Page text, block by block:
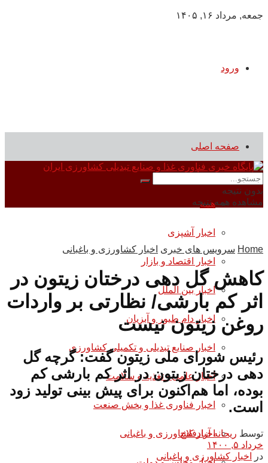
جمعه, مرداد ۱۶, ۱۴۰۵
ورود
صفحه اصلی
سرویس های خبری
همه
اخبار آشپزی
اخبار اقتصاد و بازار
اخبار بین الملل
اخبار دام طیور و آبزیان
اخبار صنایع تبدیلی و تکمیلی کشاورزی
اخبار علمی - تغذیه و سلامت
اخبار فناوری غذا و بخش صنعت
اخبار کشاورزی و باغبانی
بدون نتیجه
مشاهده همه نتیجه
Home سرویس های خبری اخبار کشاورزی و باغبانی
کاهش گل دهی درختان زیتون در
اثر کم بارشی/ نظارتی بر واردات
روغن زیتون نیست
رئیس شورای ملی زیتون گفت: گرچه گل
دهی درختان زیتون در اثر کم بارشی کم
بوده، اما هم‌اکنون برای پیش بینی تولید زود
است.
توسط ریحانه آزادفلاح
خرداد ۵, ۱۴۰۰
در
اخبار کشاورزی و باغبانی